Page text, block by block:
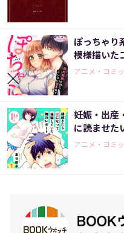
ぽっちゃり
模様描いた
アニメ・コミ
妊娠・出産
に読ませた
アニメ・コミ